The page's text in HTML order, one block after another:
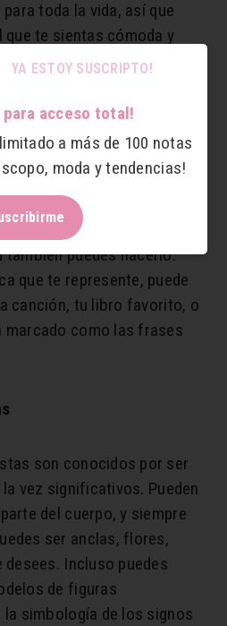
toda la vida, así que
que te sientas cómoda y
son los más sencillos,
significativos. Así como
sabido expresarse por
frases alrededor
también puedes hacerlo.
que te represente, puede
canción, tu libro favorito, o
marcado como las frases
son conocidos por ser
vez significativos. Pueden
del cuerpo, y siempre
ser anclas, flores,
Incluso puedes
de figuras
simbología de los signos
YA ESTOY SUSCRIPTO!
acceso total!
a más de 100 notas
moda y tendencias!